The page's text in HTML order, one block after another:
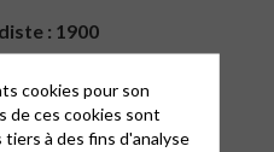
: 1900
Saint-Servan, le premier,
du Synode
cookies pour son
de ces cookies sont
à des fins d'analyse